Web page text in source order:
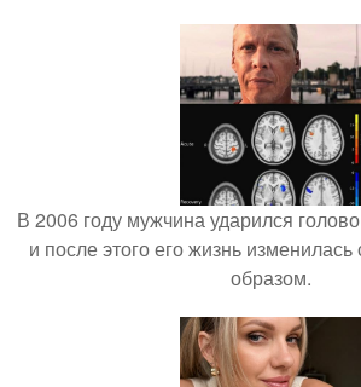
В 2006 году мужчина ударился
и после этого его жизнь
образом.